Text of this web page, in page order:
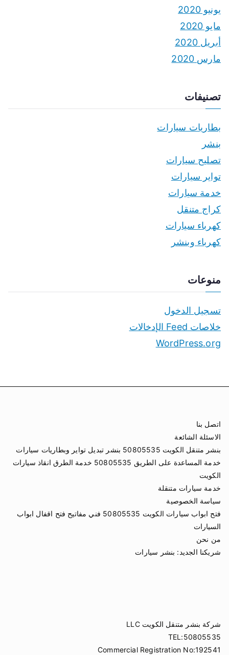
يونيو 2020
مايو 2020
أبريل 2020
مارس 2020
تصنيفات
بطاريات سيارات
بنشر
تصليح سيارات
تواير سيارات
خدمة سيارات
كراج متنقل
كهرباء سيارات
كهرباء وبنشر
منوعات
تسجيل الدخول
خلاصات Feed الإدخالات
WordPress.org
اتصل بنا
الاسئلة الشائعة
بنشر متنقل الكويت 50805535 بنشر تبديل تواير وبطاريات سيارات
خدمة المساعدة على الطريق 50805535 خدمة الطرق انقاذ سيارات
الكويت
خدمة سيارات متنقلة
سياسة الخصوصية
فتح ابواب سيارات الكويت 50805535 فني مفاتيح فتح اقفال ابواب
السيارات
من نحن
شريكنا الجديد: بنشر سيارات
شركة بنشر متنقل الكويت LLC
TEL:50805535
Commercial Registration No:192541